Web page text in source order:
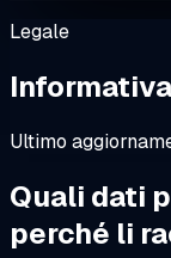
Legale
Ultimo
Quali dati
perché li